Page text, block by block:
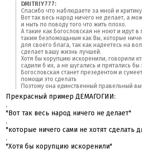
DMITRIY777:
Спасибо что наблюдаете за мной и
Вот так весь народ ничего не делает, а
и ныть по поводу того что жить плохо.
А такие как Богословская не ноют и идут
таким безпомощьным как Вы, которые
для своего блага, так как надеетесь на
сделает вашу жизнь лучшей.
Хотя бы корупцию искоренили, говорили
садили б их, а не шугались и прятались бы
Богословская станет презедентом и
помощи это сделать
Поэтому она единственный правельный
Прекрасный пример ДЕМАГОГИИ:
.
"Вот так весь народ ничего не делает"
.
"которые ничего сами не хотят сделать
.
"Хотя бы корупцию искоренили"